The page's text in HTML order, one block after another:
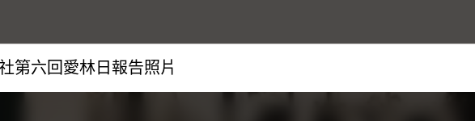
第六回愛林日報告照片